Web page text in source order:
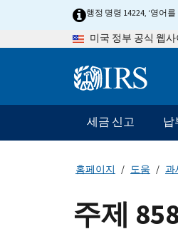
행정 명령 14224, ‘영어
미국 정부 공식 웹
메
인
네
게
이
세금 신고 납
홈페이지 도움 과
주제